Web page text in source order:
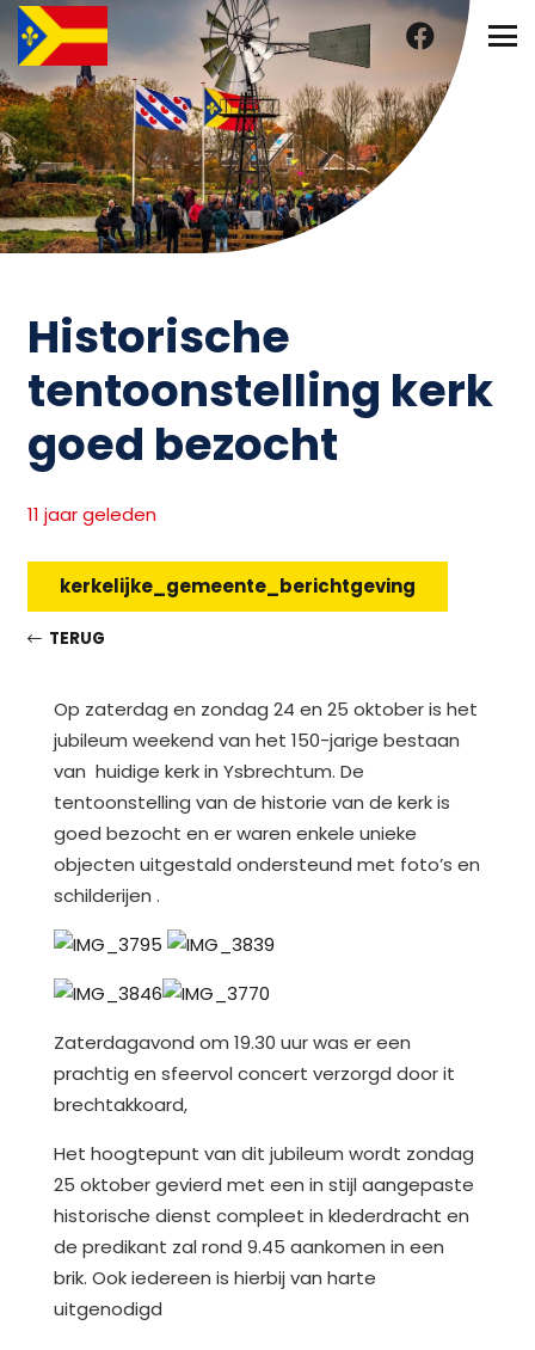
Historische
tentoonstelling kerk
goed bezocht
11 jaar geleden
kerkelijke_gemeente_berichtgeving
TERUG
Op zaterdag en zondag 24 en 25 oktober is het
jubileum weekend van het 150-jarige bestaan
van huidige kerk in Ysbrechtum. De
tentoonstelling van de historie van de kerk is
goed bezocht en er waren enkele unieke
objecten uitgestald ondersteund met foto’s en
schilderijen .
Zaterdagavond om 19.30 uur was er een
prachtig en sfeervol concert verzorgd door it
brechtakkoard,
Het hoogtepunt van dit jubileum wordt zondag
25 oktober gevierd met een in stijl aangepaste
historische dienst compleet in klederdracht en
de predikant zal rond 9.45 aankomen in een
brik. Ook iedereen is hierbij van harte
uitgenodigd